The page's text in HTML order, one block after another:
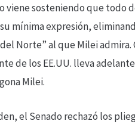
viene sosteniendo que todo
mínima expresión,
Norte” al que Milei
de los EE.UU. lleva
Milei.
el Senado rechazó los